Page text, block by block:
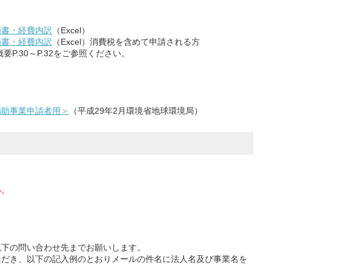
・経費内訳
（Excel）
・経費内訳
（Excel）消費税を含めて申請される方
～P.32をご参照ください。
事業申請者用＞ （平成29年2月環境省地球環境局）
の問い合わせ先までお願いします。
き、以下の記入例のとおりメールの件名に法人名及び事業名を